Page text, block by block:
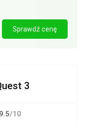
Sprawdź cenę
3
9.5/10